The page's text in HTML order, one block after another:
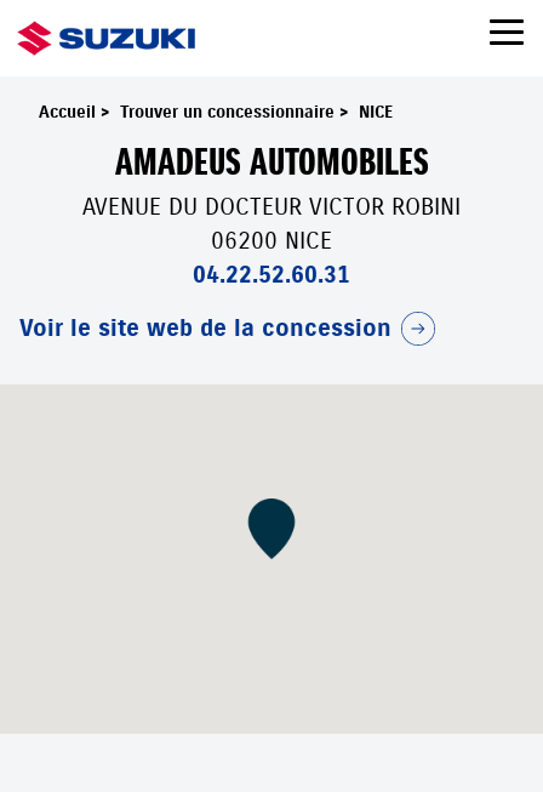
Accueil > Trouver un concessionnaire > NICE
AMADEUS AUTOMOBILES
AVENUE DU DOCTEUR VICTOR ROBINI
06200 NICE
04.22.52.60.31
Voir le site web de la concession